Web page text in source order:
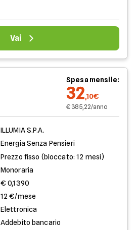
Vai
Spesa mensile:
32,10€
€ 385,22/anno
ILLUMIA S.P.A.
Energia Senza Pensieri
Prezzo fisso (bloccato: 12 mesi)
Monoraria
€ 0,1390
12 €/mese
Elettronica
Addebito bancario